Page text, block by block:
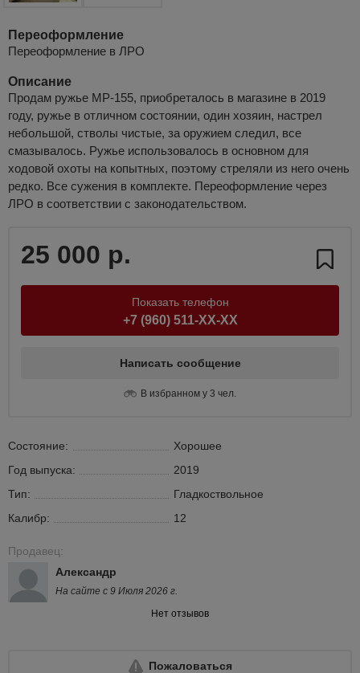
Переоформление
Переоформление в ЛРО
Описание
Продам ружье МР-155, приобреталось в магазине в 2019
году, ружье в отличном состоянии, один хозяин, настрел
небольшой, стволы чистые, за оружием следил, все
смазывалось. Ружье использовалось в основном для
ходовой охоты на копытных, поэтому стреляли из него очень
редко. Все сужения в комплекте. Переоформление через
ЛРО в соответствии с законодательством.
25 000 р.
Показать телефон
+7 (960) 511-XX-XX
Написать сообщение
В избранном у 3 чел.
Состояние:
Хорошее
Год выпуска:
2019
Тип:
Гладкоствольное
Калибр:
12
Продавец:
Александр
На сайте с 9 Июля 2026 г.
Нет отзывов
Пожаловаться